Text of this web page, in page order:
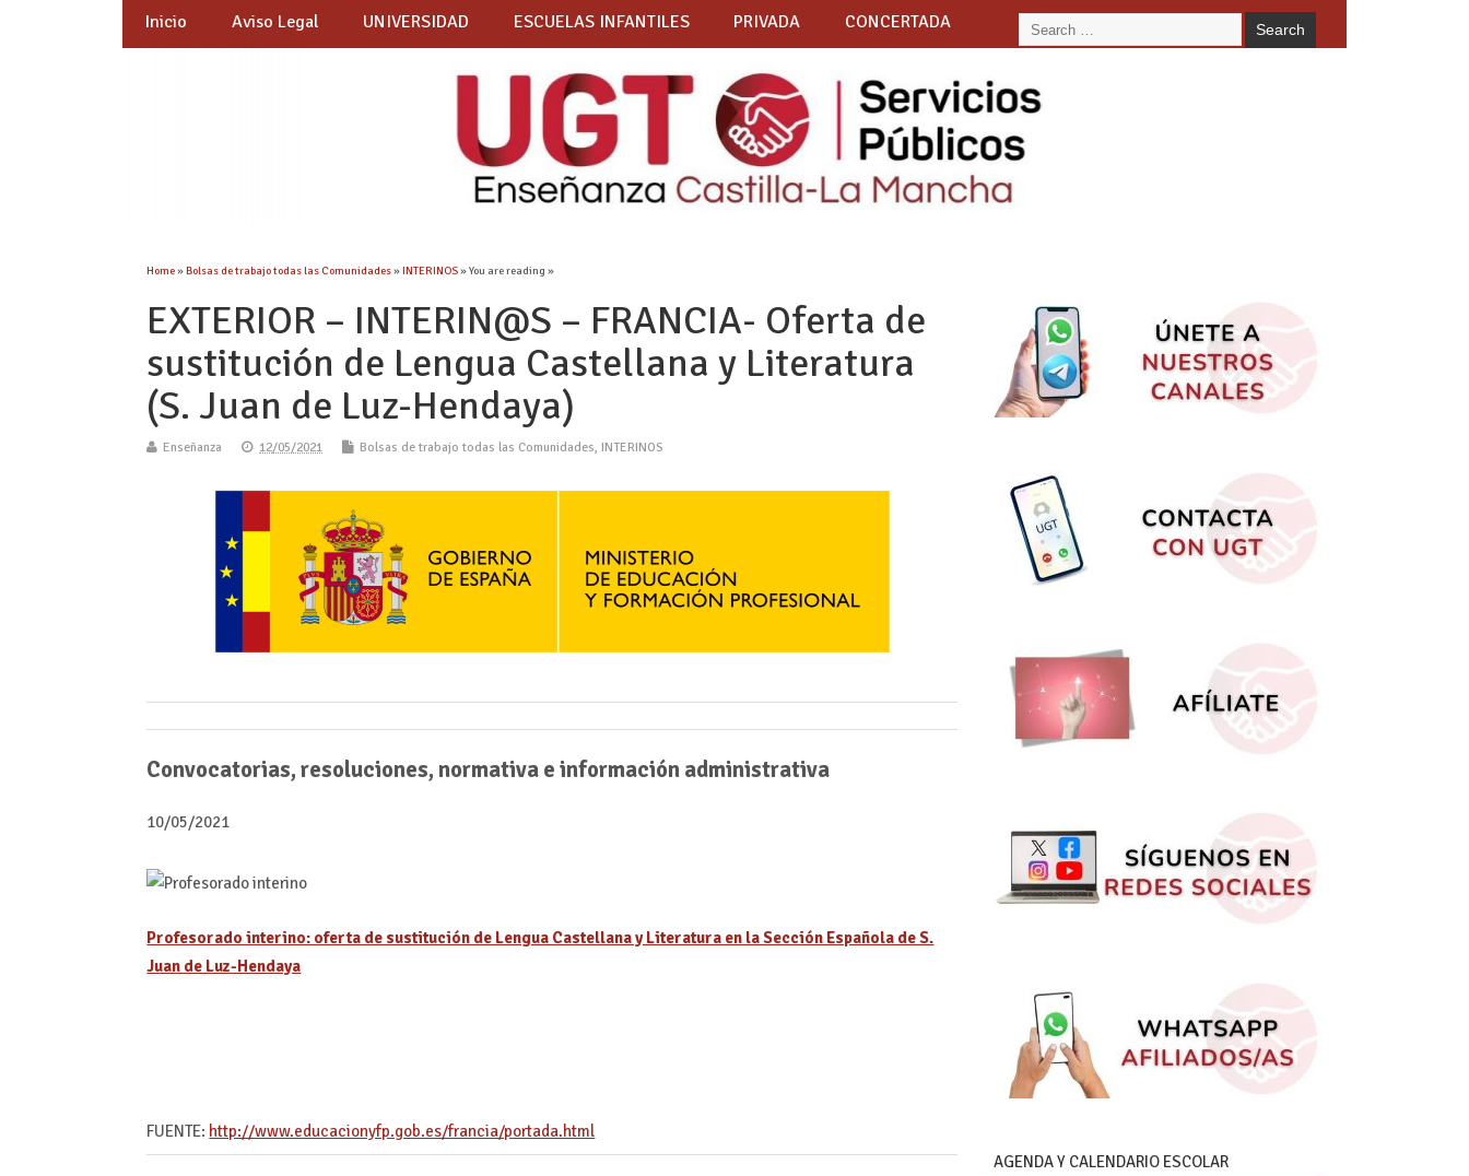
Inicio Aviso Legal UNIVERSIDAD ESCUELAS INFANTILES PRIVADA CONCERTADA
Home»Bolsas de trabajo todas las Comunidades»INTERINOS» You are reading »
EXTERIOR – INTERIN@S – FRANCIA- Oferta de
sustitución de Lengua Castellana y Literatura
(S. Juan de Luz-Hendaya)
Enseñanza 12/05/2021 Bolsas de trabajo todas las Comunidades, INTERINOS
Convocatorias, resoluciones, normativa e información administrativa
10/05/2021
Profesorado interino: oferta de sustitución de Lengua Castellana y Literatura en la Sección Española de S.
Juan de Luz-Hendaya
FUENTE: http://www.educacionyfp.gob.es/francia/portada.html
AGENDA Y CALENDARIO ESCOLAR